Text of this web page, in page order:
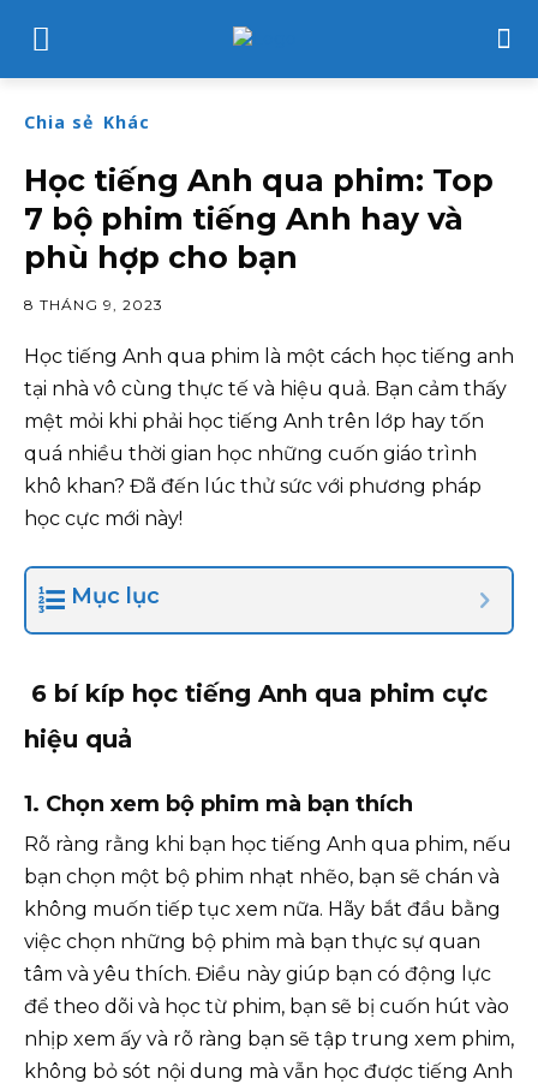
Chia sẻ Khác
Học tiếng Anh qua phim: Top
7 bộ phim tiếng Anh hay và
phù hợp cho bạn
8 THÁNG 9, 2023
Học tiếng Anh qua phim là một cách học tiếng anh
tại nhà vô cùng thực tế và hiệu quả. Bạn cảm thấy
mệt mỏi khi phải học tiếng Anh trên lớp hay tốn
quá nhiều thời gian học những cuốn giáo trình
khô khan? Đã đến lúc thử sức với phương pháp
học cực mới này!
Mục lục
6 bí kíp học tiếng Anh qua phim cực
hiệu quả
1. Chọn xem bộ phim mà bạn thích
Rõ ràng rằng khi bạn học tiếng Anh qua phim, nếu
bạn chọn một bộ phim nhạt nhẽo, bạn sẽ chán và
không muốn tiếp tục xem nữa. Hãy bắt đầu bằng
việc chọn những bộ phim mà bạn thực sự quan
tâm và yêu thích. Điều này giúp bạn có động lực
để theo dõi và học từ phim, bạn sẽ bị cuốn hút vào
nhịp xem ấy và rõ ràng bạn sẽ tập trung xem phim,
không bỏ sót nội dung mà vẫn học được tiếng Anh